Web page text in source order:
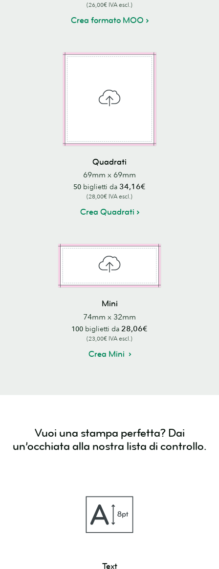
(26,00€ IVA escl.)
Crea formato MOO
Quadrati
69mm x 69mm
50 biglietti da 34,16€
(28,00€ IVA escl.)
Crea Quadrati
Mini
74mm x 32mm
100 biglietti da 28,06€
(23,00€ IVA escl.)
Crea Mini
Vuoi una stampa perfetta? Dai
un’occhiata alla nostra lista di controllo.
Text